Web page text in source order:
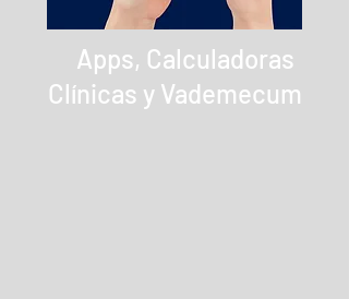
Apps, Calculadoras
Clínicas y Vademecum